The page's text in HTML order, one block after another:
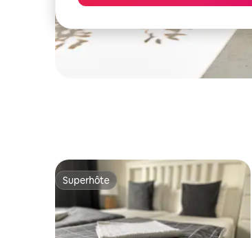
Superhôte
Superhôte